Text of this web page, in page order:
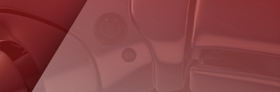
Deutsch
Pусский
Español
العربية